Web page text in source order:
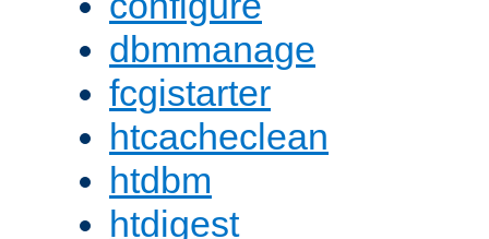
dbmmanage
fcgistarter
htcacheclean
htdbm
htdigest